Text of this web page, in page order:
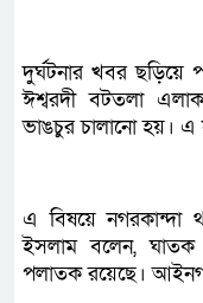
দুর্ঘটনার খবর ছড়িয়ে
ঈশ্বরদী বটতলা
ভাঙচুর চালানো হয়।
এ বিষয়ে নগরকান্দা
ইসলাম বলেন, ঘাতক
পলাতক রয়েছে। আইনগত